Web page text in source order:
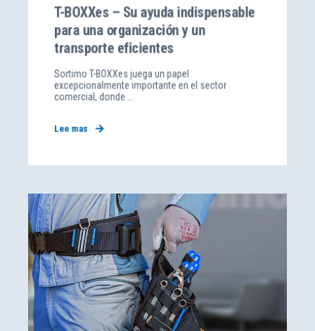
T-BOXXes – Su ayuda indispensable
para una organización y un
transporte eficientes
Sortimo T-BOXXes juega un papel
excepcionalmente importante en el sector
comercial, donde ...
Lee mas